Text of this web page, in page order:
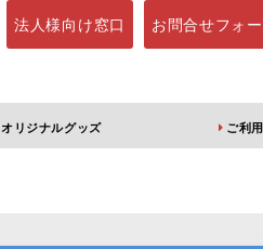
法人様向け窓口 お問合せフォ
オリジナルグッズ ご利